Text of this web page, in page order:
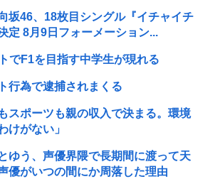
坂46、18枚目シングル『イチャイチ
定 8月9日フォーメーション...
でF1を目指す中学生が現れる
行為で逮捕されまくる
スポーツも親の収入で決まる。環境
けがない」
ゆう、声優界隈で長期間に渡って天
優がいつの間にか周落した理由